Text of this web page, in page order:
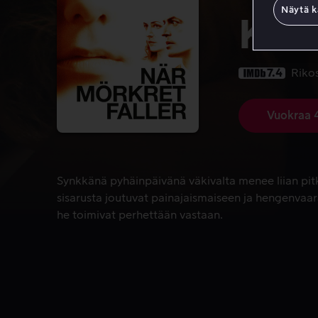
7.4
Vuokraa
Synkkänä pyhäinpäivänä väkivalta menee liian
Synkkänä pyhäinpäivänä väkivalta menee liian
sisarusta joutuvat painajaismaiseen ja
he toimivat perhettään vastaan.
Näytä